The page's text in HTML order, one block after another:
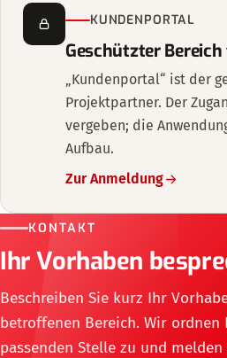
KUNDENPORTAL
Geschützter
„Kundenportal“ ist der
Projektpartner. Der
vergeben; die
Aufbau.
Zur Anmeldung
KONTAKT
Ihr Vorhaben
Beschreiben Sie kurz Ihr
betroffenen Bereich. Wir ordnen
passenden Stelle zu und